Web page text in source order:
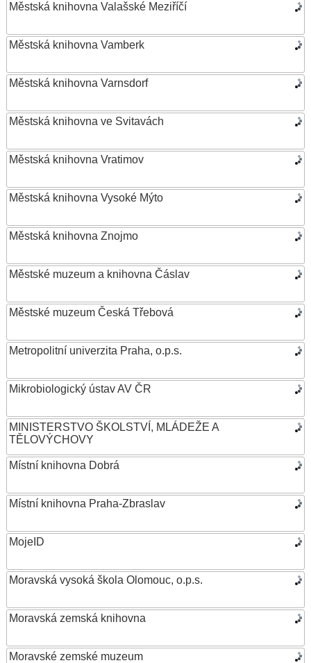
Městská knihovna Valašské Meziříčí
Městská knihovna Vamberk
Městská knihovna Varnsdorf
Městská knihovna ve Svitavách
Městská knihovna Vratimov
Městská knihovna Vysoké Mýto
Městská knihovna Znojmo
Městské muzeum a knihovna Čáslav
Městské muzeum Česká Třebová
Metropolitní univerzita Praha, o.p.s.
Mikrobiologický ústav AV ČR
MINISTERSTVO ŠKOLSTVÍ, MLÁDEŽE A
TĚLOVÝCHOVY
Místní knihovna Dobrá
Místní knihovna Praha-Zbraslav
MojeID
Moravská vysoká škola Olomouc, o.p.s.
Moravská zemská knihovna
Moravské zemské muzeum